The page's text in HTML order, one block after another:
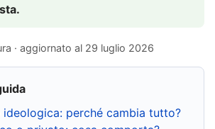
· aggiornato al 29 luglio 2026
ideologica: perché cambia tutto?